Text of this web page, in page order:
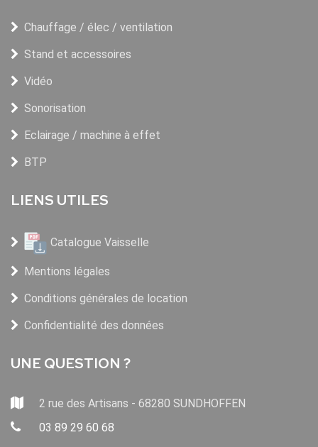
Chauffage / élec / ventilation
Stand et accessoires
Vidéo
Sonorisation
Eclairage / machine à effet
BTP
LIENS UTILES
Catalogue Vaisselle
Mentions légales
Conditions générales de location
Confidentialité des données
UNE QUESTION ?
2 rue des Artisans - 68280 SUNDHOFFEN
03 89 29 60 68